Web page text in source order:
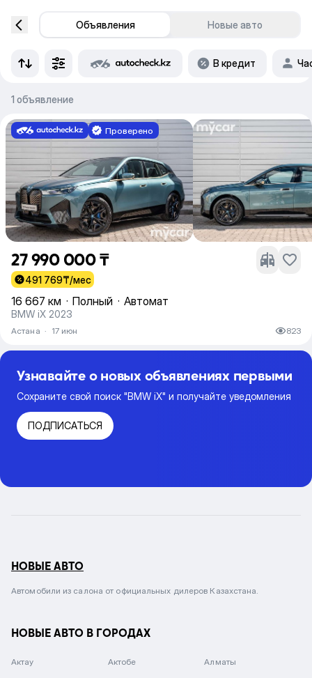
Объявления Новые авто
В кредит
1 объявление
Проверено
27 990 000 ₸
491 769₸/мес
16 667 км · Полный · Автомат
BMW iX 2023
Астана · 17 июн 823
Узнавайте о новых объявлениях первыми
Сохраните свой поиск "BMW iX" и получайте уведомления
ПОДПИСАТЬСЯ
НОВЫЕ АВТО
Автомобили из салона от официальных дилеров Казахстана.
НОВЫЕ АВТО В ГОРОДАХ
Актау Актобе Алматы